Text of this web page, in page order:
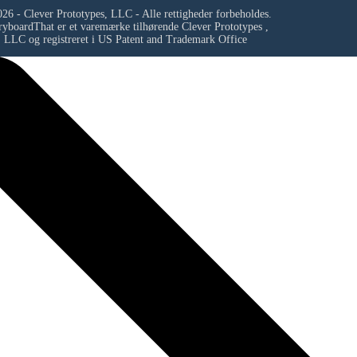
- Clever Prototypes, LLC - Alle rettigheder forbeholdes.
er et varemærke tilhørende Clever Prototypes ,
LLC og registreret i US Patent and Trademark Office